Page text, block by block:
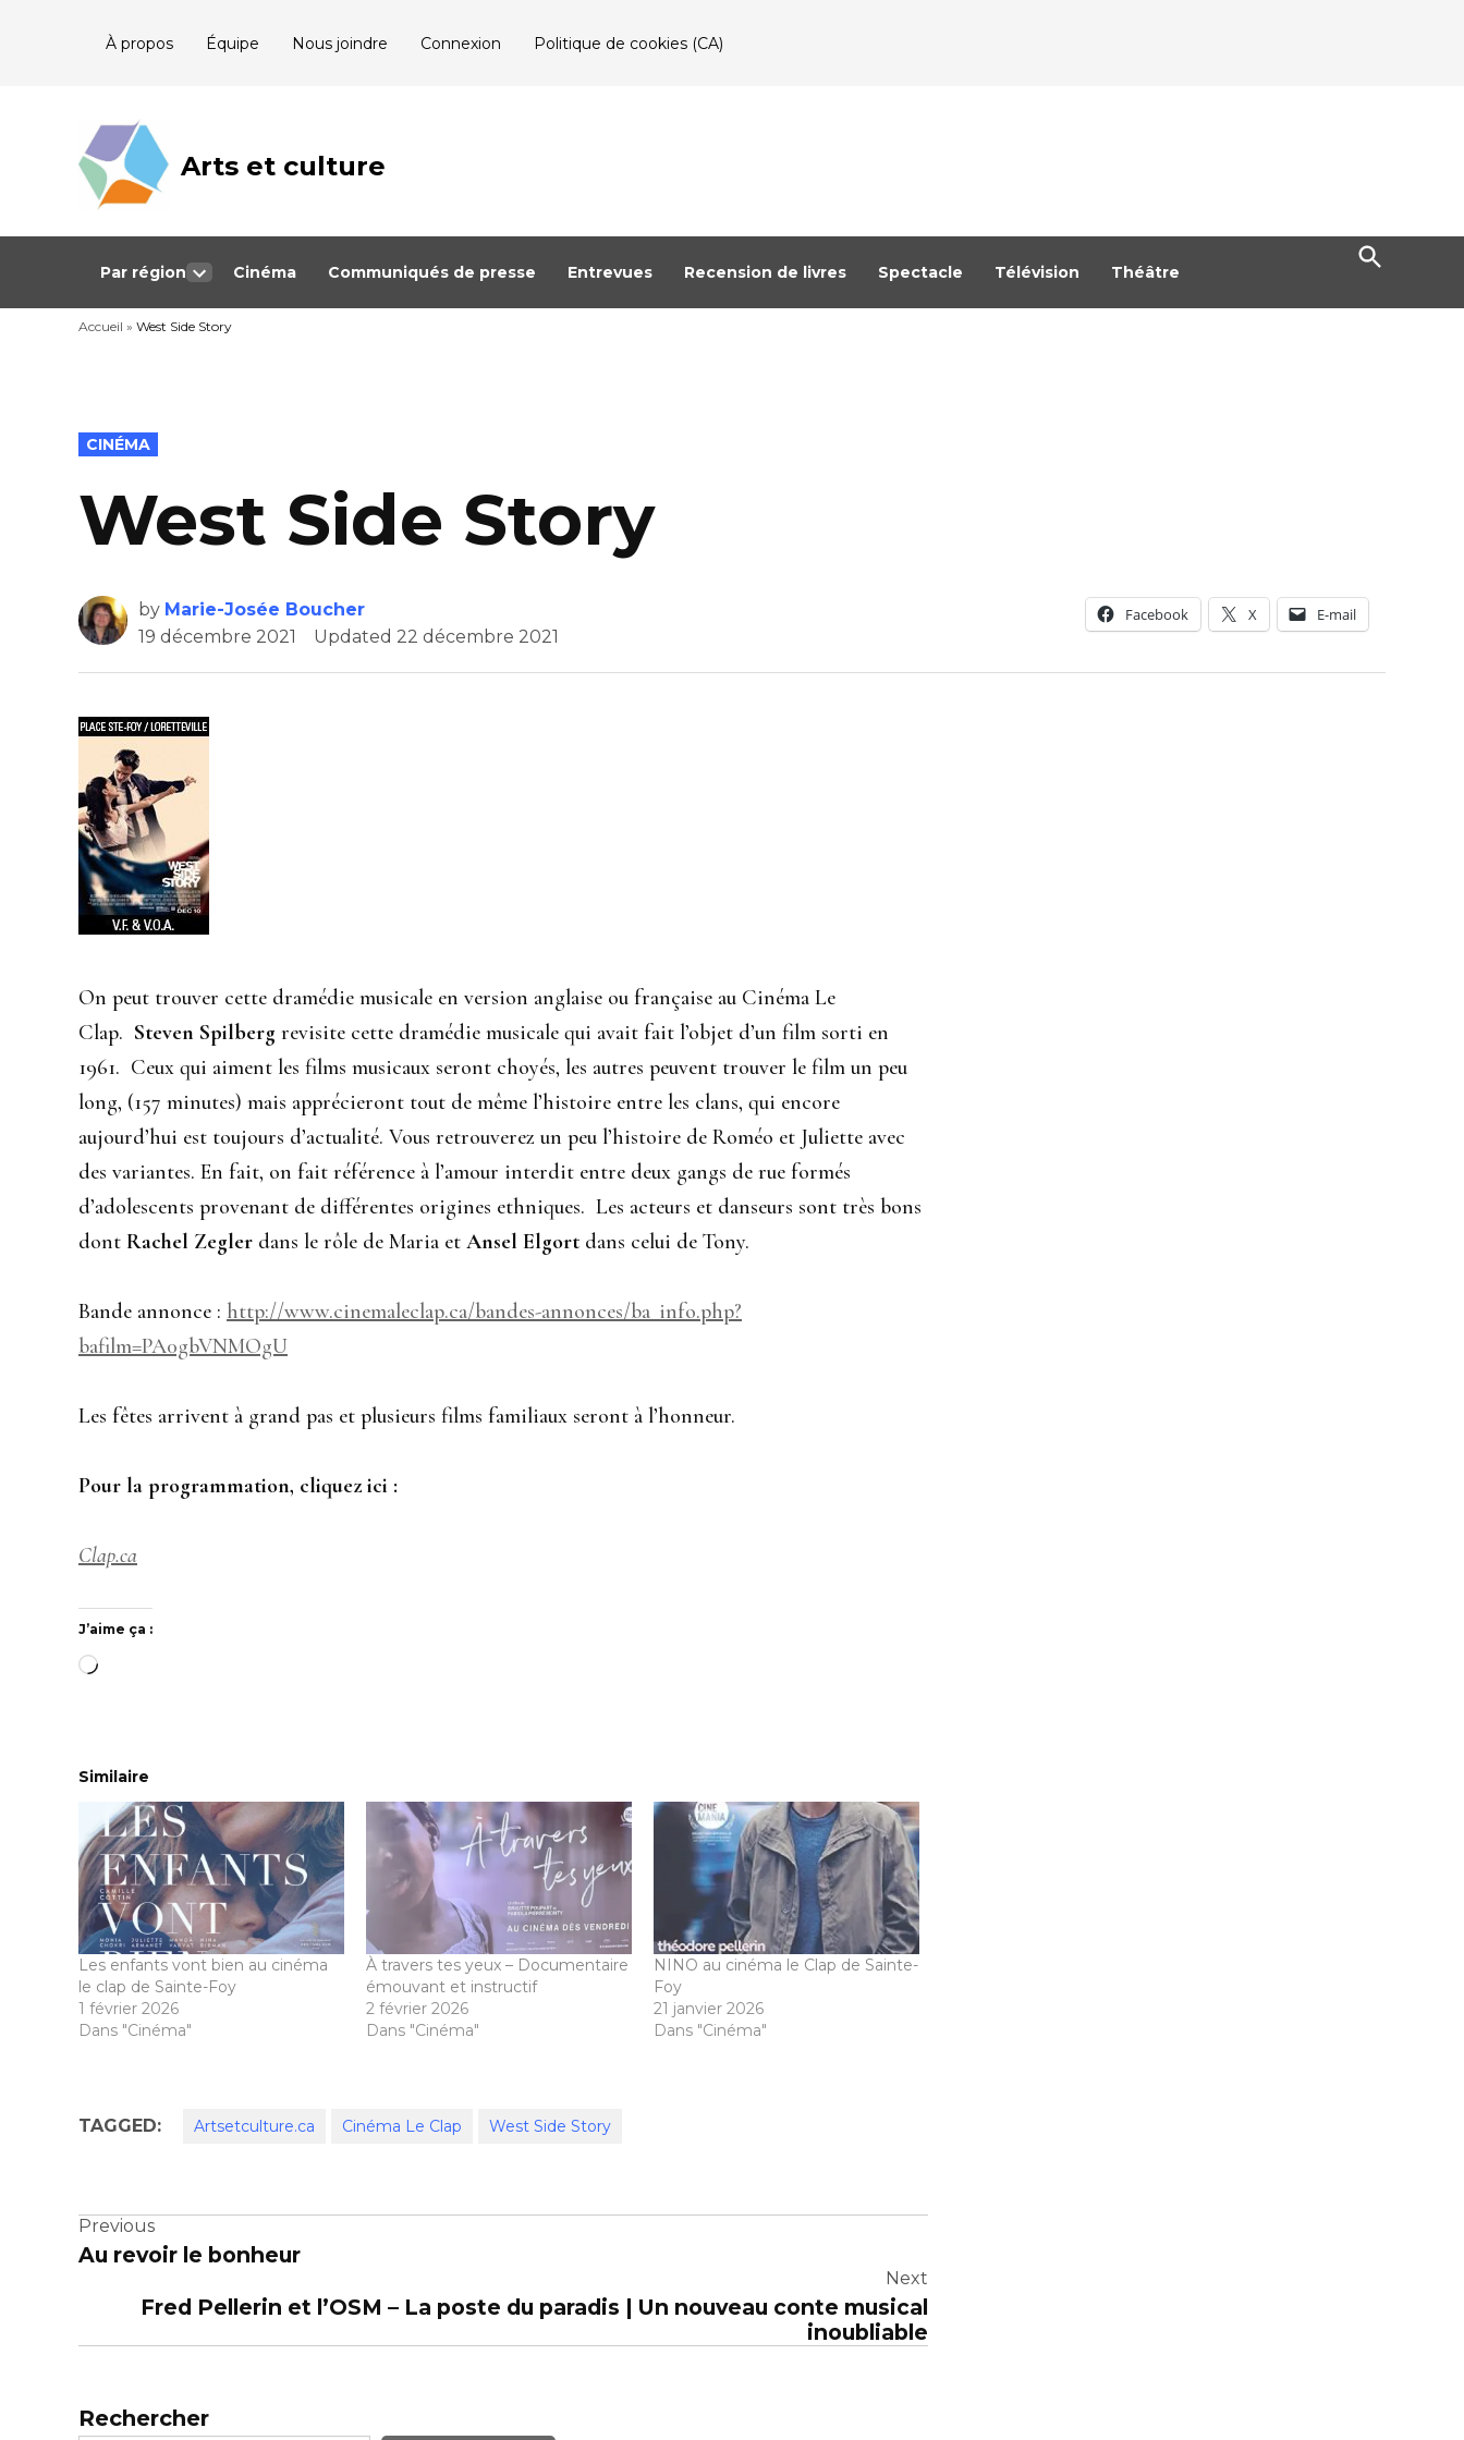
À propos Équipe Nous joindre Connexion Politique de cookies (CA)
Arts et culture
Journalisme
Québec
Par région
dropdown
menu
Cinéma Communiqués de presse Entrevues Recension de livres Spectacle Télévision Théâtre
Open
Search
Accueil » West Side Story
POSTED
IN
CINÉMA
West Side Story
by Marie-Josée Boucher
19 décembre 2021
Updated 22 décembre 2021
Facebook X E-mail
On peut trouver cette dramédie musicale en version anglaise ou française au Cinéma Le
Clap. Steven Spilberg revisite cette dramédie musicale qui avait fait l’objet d’un film sorti en
1961. Ceux qui aiment les films musicaux seront choyés, les autres peuvent trouver le film un peu
long, (157 minutes) mais apprécieront tout de même l’histoire entre les clans, qui encore
aujourd’hui est toujours d’actualité. Vous retrouverez un peu l’histoire de Roméo et Juliette avec
des variantes. En fait, on fait référence à l’amour interdit entre deux gangs de rue formés
d’adolescents provenant de différentes origines ethniques. Les acteurs et danseurs sont très bons
dont Rachel Zegler dans le rôle de Maria et Ansel Elgort dans celui de Tony.
Bande annonce : http://www.cinemaleclap.ca/bandes-annonces/ba_info.php?
bafilm=PA0gbVNMOgU
Les fêtes arrivent à grand pas et plusieurs films familiaux seront à l’honneur.
Pour la programmation, cliquez ici :
Clap.ca
J’aime ça :
Chargement…
Similaire
Les enfants vont bien au cinéma
le clap de Sainte-Foy
1 février 2026
Dans "Cinéma"
À travers tes yeux – Documentaire
émouvant et instructif
2 février 2026
Dans "Cinéma"
NINO au cinéma le Clap de Sainte-
Foy
21 janvier 2026
Dans "Cinéma"
TAGGED: Artsetculture.ca Cinéma Le Clap West Side Story
Navigation
l’article
Previous
Au revoir le bonheur
Next
Fred Pellerin et l’OSM – La poste du paradis | Un nouveau conte musical
inoubliable
Rechercher